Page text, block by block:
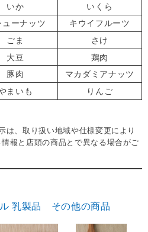
いか
いくら
ューナッツ
キウイフルーツ
ごま
さけ
大豆
鶏肉
豚肉
マカダミアナッツ
まいも
りんご
は、取り扱い地域や仕様変更により
報と店頭の商品とで異なる場合がご
乳製品 その他の商品